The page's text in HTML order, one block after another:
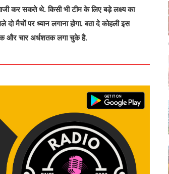
कर सकते थे. किसी भी टीम के लिए बड़े लक्ष्य का
मैचों पर ध्यान लगाना होगा. बता दे कोहली इस
और चार अर्धशतक लगा चुके है.